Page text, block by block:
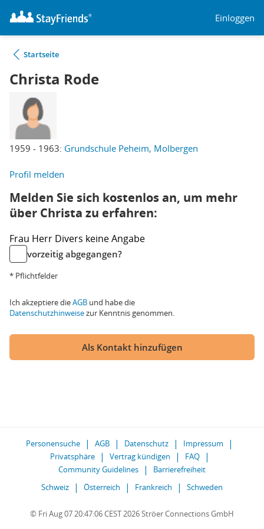
Einloggen
Startseite
Christa Rode
1959 - 1963: Grundschule Peheim, Molbergen
Profil melden
Melden Sie sich kostenlos an, um mehr
über Christa zu erfahren:
Frau Herr Divers keine Angabe
vorzeitig abgegangen?
* Pflichtfelder
Ich akzeptiere dieAGB und habe die
Datenschutzhinweisezur Kenntnis genommen.
Als Kontakt hinzufügen
Personensuche AGB Datenschutz
Impressum
Privatsphäre
Vertrag kündigen
FAQ
Community Guidelines
Barrierefreiheit
Schweiz
Österreich Frankreich Schweden
© Fri Aug 07 20:47:06 CEST 2026 Ströer Connections GmbH